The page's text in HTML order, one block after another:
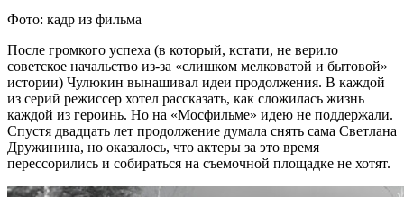
Фото: кадр из фильма
После громкого успеха (в который, кстати, не верило
советское начальство из-за «слишком мелковатой и бытовой»
истории) Чулюкин вынашивал идеи продолжения. В каждой
из серий режиссер хотел рассказать, как сложилась жизнь
каждой из героинь. Но на «Мосфильме» идею не поддержали.
Спустя двадцать лет продолжение думала снять сама Светлана
Дружинина, но оказалось, что актеры за это время
перессорились и собираться на съемочной площадке не хотят.